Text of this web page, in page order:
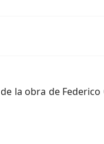
la obra de Federico